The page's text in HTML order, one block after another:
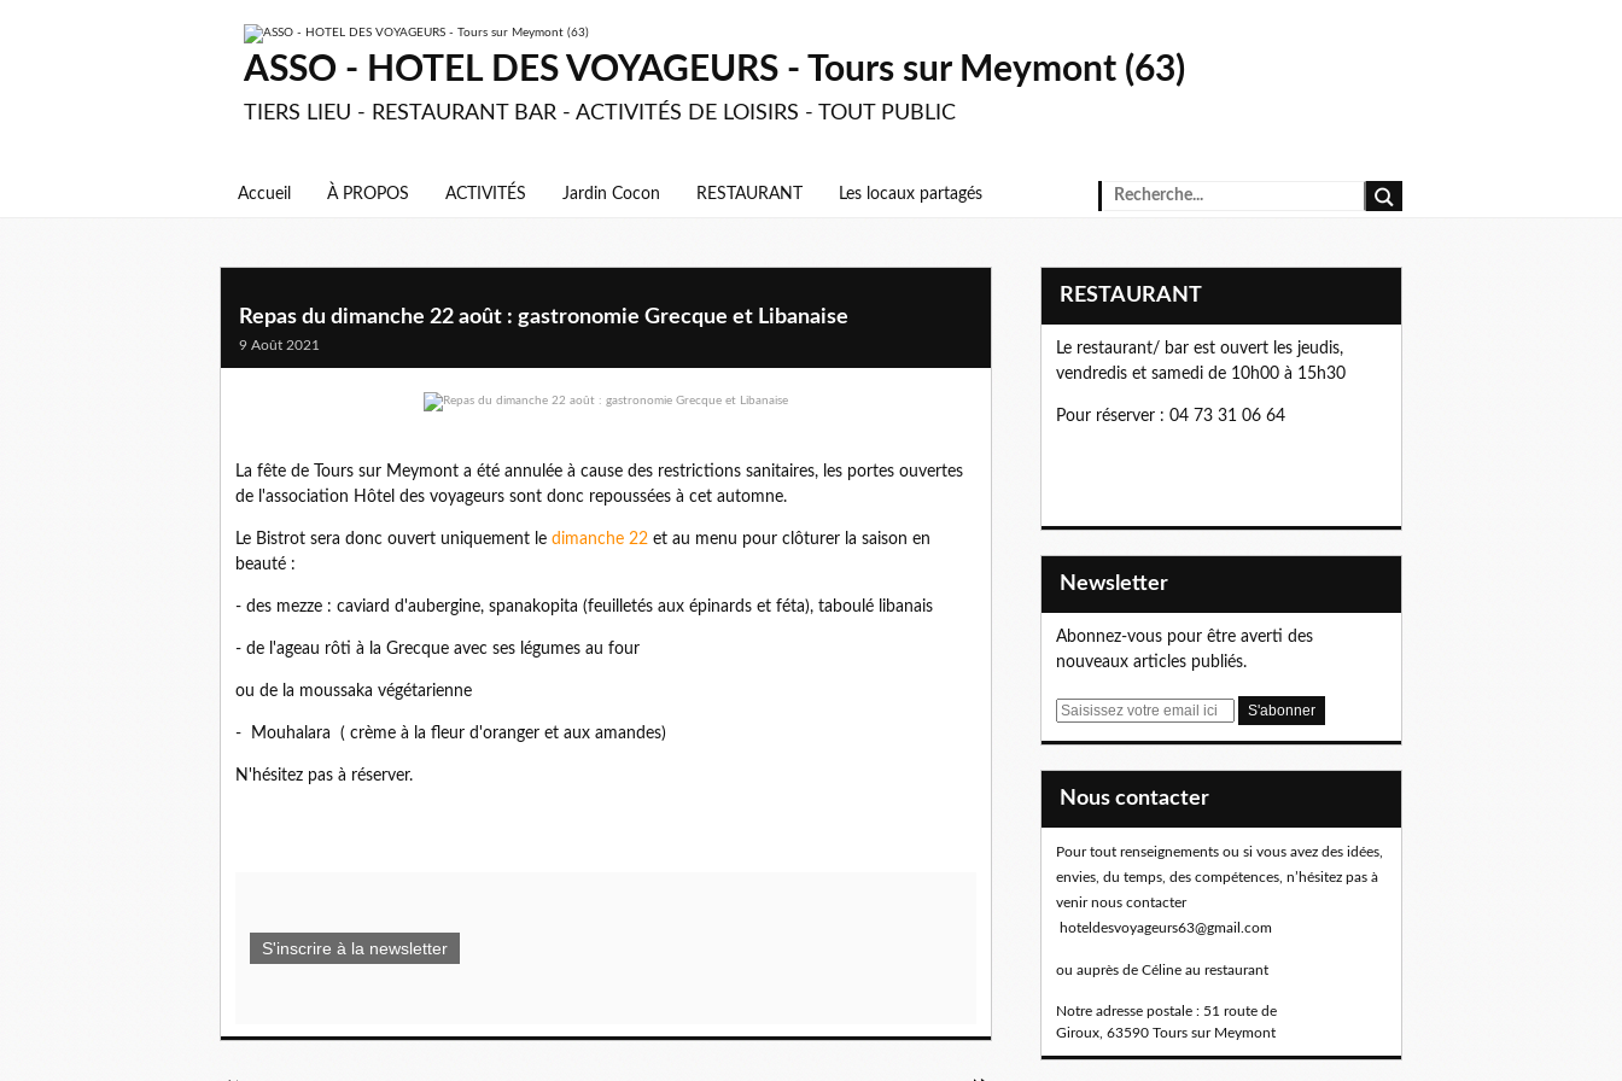
ASSO - HOTEL DES VOYAGEURS - Tours sur Meymont (63)
TIERS LIEU - RESTAURANT BAR - ACTIVITÉS DE LOISIRS - TOUT PUBLIC
Accueil À PROPOS ACTIVITÉS Jardin Cocon RESTAURANT Les locaux partagés
Repas du dimanche 22 août : gastronomie Grecque et Libanaise
9 Août 2021
La fête de Tours sur Meymont a été annulée à cause des restrictions sanitaires, les portes ouvertes
de l'association Hôtel des voyageurs sont donc repoussées à cet automne.
Le Bistrot sera donc ouvert uniquement le dimanche 22 et au menu pour clôturer la saison en
beauté :
- des mezze : caviard d'aubergine, spanakopita (feuilletés aux épinards et féta), taboulé libanais
- de l'ageau rôti à la Grecque avec ses légumes au four
ou de la moussaka végétarienne
- Mouhalara ( crème à la fleur d'oranger et aux amandes)
N'hésitez pas à réserver.
S'inscrire à la newsletter
RESTAURANT
Le restaurant/ bar est ouvert les jeudis,
vendredis et samedi de 10h00 à 15h30
Pour réserver : 04 73 31 06 64
Newsletter
Abonnez-vous pour être averti des
nouveaux articles publiés.
E
Nous contacter
Pour tout renseignements ou si vous avez des idées,
envies, du temps, des compétences, n’hésitez pas à
venir nous contacter
hoteldesvoyageurs63@gmail.com
ou auprès de Céline au restaurant
Notre adresse postale : 51 route de
Giroux, 63590 Tours sur Meymont